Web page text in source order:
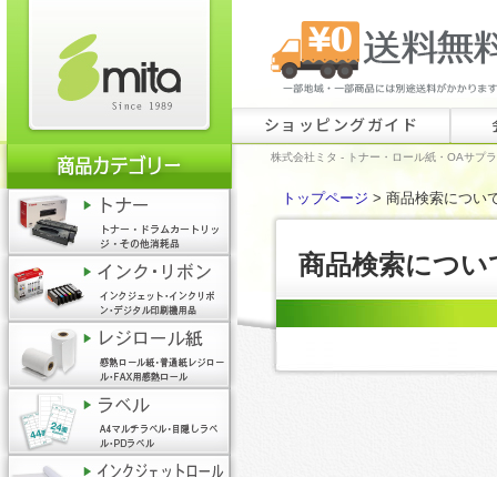
ショッピングガイド
株式会社ミタ - トナー・ロール紙・OAサプ
トップページ > 商品検索につい
商品検索につい